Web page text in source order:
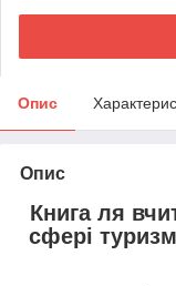
Опис
Опис
Книга ля
сфері